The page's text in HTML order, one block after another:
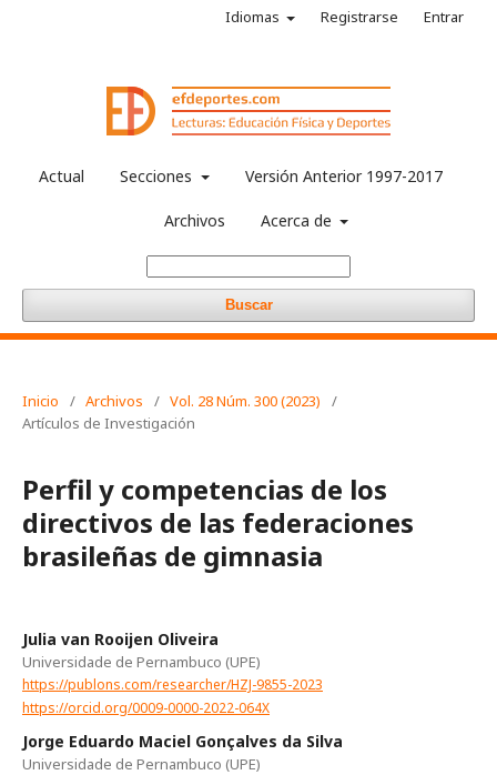
Actual Secciones Versión Anterior 1997-2017
Archivos Acerca de
Buscar
Idiomas Registrarse Entrar
Inicio / Archivos / Vol. 28 Núm. 300 (2023)
/
Artículos de Investigación
Perfil y competencias de los
directivos de las federaciones
brasileñas de gimnasia
Julia van Rooijen Oliveira
Universidade de Pernambuco (UPE)
https://publons.com/researcher/HZJ-9855-2023
https://orcid.org/0009-0000-2022-064X
Jorge Eduardo Maciel Gonçalves da Silva
Universidade de Pernambuco (UPE)